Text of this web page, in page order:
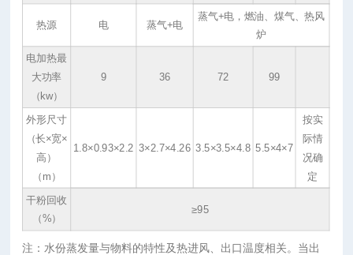
热源 电 蒸气+电
蒸气+电，燃油、煤气、热风
炉
电加热最
大功率
（kw）
9 36 72 99
外形尺寸
（长×宽×
高）
（m）
1.8×0.93×2.2 3×2.7×4.26 3.5×3.5×4.8 5.5×4×7
按实
际情
况确
定
干粉回收
（%）
≥95
注：水份蒸发量与物料的特性及热进风、出口温度相关。当出